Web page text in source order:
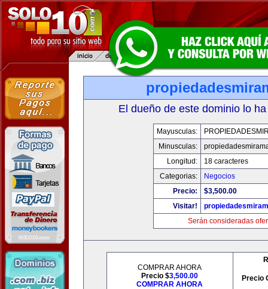
El dueño de este dominio lo
Mayusculas:
Minusculas:
Longitud:
18 caracteres
Categorias:
Negocios
Precio:
$3,500.00
Visitar!
Serán consideradas
COMPRAR AHORA
Precio $3,500.00
COMPRAR AHORA
Precio